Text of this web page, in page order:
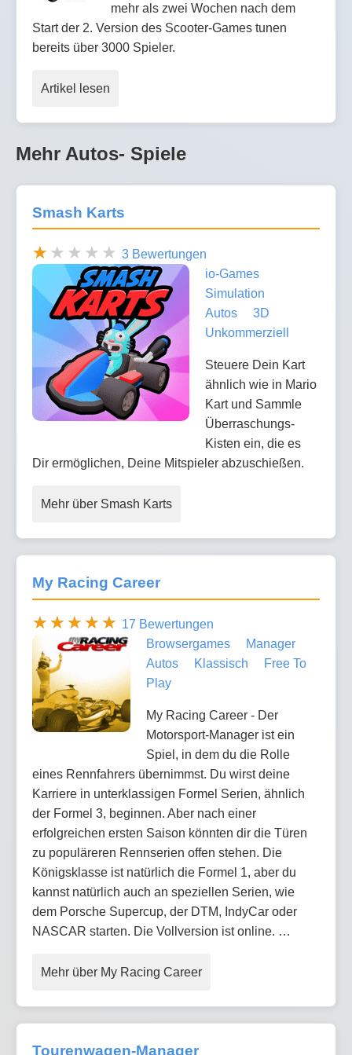
mehr als zwei Wochen nach dem
Start der 2. Version des Scooter-Games tunen
bereits über 3000 Spieler.
Artikel lesen
Mehr Autos- Spiele
Smash Karts
3 Bewertungen
io-Games
Simulation
Autos
3D
Unkommerziell
Steuere Dein Kart
ähnlich wie in Mario
Kart und Sammle
Überraschungs-
Kisten ein, die es
Dir ermöglichen, Deine Mitspieler abzuschießen.
Mehr über Smash Karts
My Racing Career
17 Bewertungen
Browsergames
Manager
Autos
Klassisch
Free To
Play
My Racing Career - Der
Motorsport-Manager ist ein
Spiel, in dem du die Rolle
eines Rennfahrers übernimmst. Du wirst deine
Karriere in unterklassigen Formel Serien, ähnlich
der Formel 3, beginnen. Aber nach einer
erfolgreichen ersten Saison könnten dir die Türen
zu populäreren Rennserien offen stehen. Die
Königsklasse ist natürlich die Formel 1, aber du
kannst natürlich auch an speziellen Serien, wie
dem Porsche Supercup, der DTM, IndyCar oder
NASCAR starten. Die Vollversion ist online. …
Mehr über My Racing Career
Tourenwagen-Manager